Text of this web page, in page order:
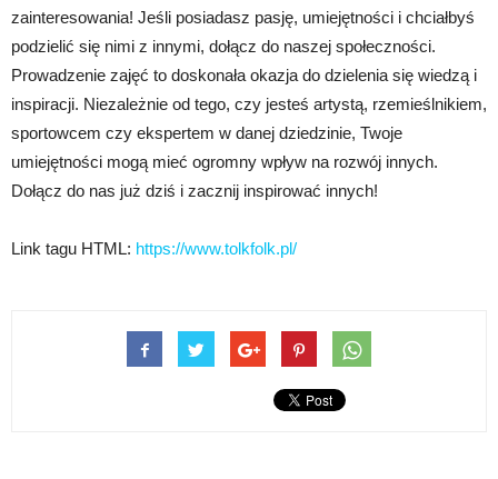
zainteresowania! Jeśli posiadasz pasję, umiejętności i chciałbyś
podzielić się nimi z innymi, dołącz do naszej społeczności.
Prowadzenie zajęć to doskonała okazja do dzielenia się wiedzą i
inspiracji. Niezależnie od tego, czy jesteś artystą, rzemieślnikiem,
sportowcem czy ekspertem w danej dziedzinie, Twoje
umiejętności mogą mieć ogromny wpływ na rozwój innych.
Dołącz do nas już dziś i zacznij inspirować innych!
Link tagu HTML: https://www.tolkfolk.pl/